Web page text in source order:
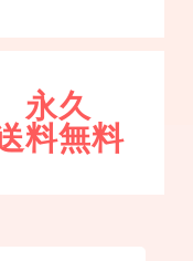
永久
料無料